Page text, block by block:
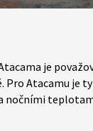
je
Pro Atacamu je
nočními